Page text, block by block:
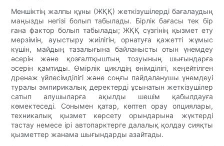
Меншіктің жалпы құны (ЖҚҚ) жеткізушілерді бағалаудың
маңызды негізі болып табылады. Бірлік бағасы тек бір
ғана фактор болып табылады; ЖҚҚ сүзгінің қызмет ету
мерзімін, ауыстыру жиілігін, орнатуға қажетті жұмыс
күшін, майдың тазалығына байланысты отын үнемдеу
әсерін және қозғалтқыштың тозуының шығындарға
әсерін қамтиды. Өмірлік циклдің өнімділігі, кеңейтілген
дренаж үйлесімділігі және соңғы пайдаланушы үнемдеуі
туралы эмпирикалық деректерді ұсынатын жеткізушілер
сатып алушыларға ақылды шешім қабылдауға
көмектеседі. Сонымен қатар, көптеп орау опциялары,
техникалық қызмет көрсету орындарына жүктерді
тастау немесе ірі автопарктерге далалық қолдау сияқты
қызметтер жанама шығындарды азайтады.